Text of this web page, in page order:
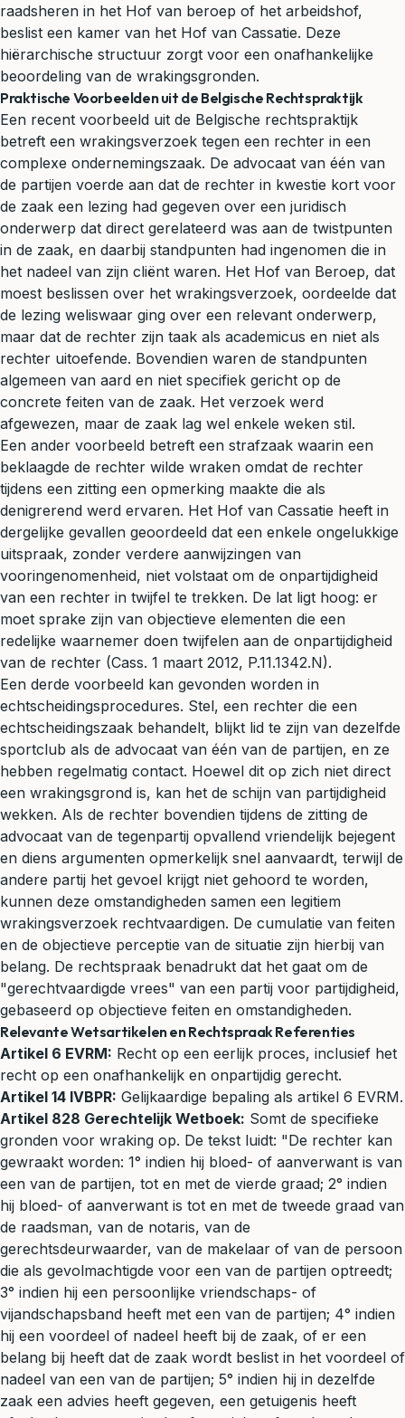
raadsheren in het Hof van beroep of het arbeidshof,
beslist een kamer van het Hof van Cassatie. Deze
hiërarchische structuur zorgt voor een onafhankelijke
beoordeling van de wrakingsgronden.
Praktische Voorbeelden uit de Belgische Rechtspraktijk
Een recent voorbeeld uit de Belgische rechtspraktijk
betreft een wrakingsverzoek tegen een rechter in een
complexe ondernemingszaak. De advocaat van één van
de partijen voerde aan dat de rechter in kwestie kort voor
de zaak een lezing had gegeven over een juridisch
onderwerp dat direct gerelateerd was aan de twistpunten
in de zaak, en daarbij standpunten had ingenomen die in
het nadeel van zijn cliënt waren. Het Hof van Beroep, dat
moest beslissen over het wrakingsverzoek, oordeelde dat
de lezing weliswaar ging over een relevant onderwerp,
maar dat de rechter zijn taak als academicus en niet als
rechter uitoefende. Bovendien waren de standpunten
algemeen van aard en niet specifiek gericht op de
concrete feiten van de zaak. Het verzoek werd
afgewezen, maar de zaak lag wel enkele weken stil.
Een ander voorbeeld betreft een strafzaak waarin een
beklaagde de rechter wilde wraken omdat de rechter
tijdens een zitting een opmerking maakte die als
denigrerend werd ervaren. Het Hof van Cassatie heeft in
dergelijke gevallen geoordeeld dat een enkele ongelukkige
uitspraak, zonder verdere aanwijzingen van
vooringenomenheid, niet volstaat om de onpartijdigheid
van een rechter in twijfel te trekken. De lat ligt hoog: er
moet sprake zijn van objectieve elementen die een
redelijke waarnemer doen twijfelen aan de onpartijdigheid
van de rechter (Cass. 1 maart 2012, P.11.1342.N).
Een derde voorbeeld kan gevonden worden in
echtscheidingsprocedures. Stel, een rechter die een
echtscheidingszaak behandelt, blijkt lid te zijn van dezelfde
sportclub als de advocaat van één van de partijen, en ze
hebben regelmatig contact. Hoewel dit op zich niet direct
een wrakingsgrond is, kan het de schijn van partijdigheid
wekken. Als de rechter bovendien tijdens de zitting de
advocaat van de tegenpartij opvallend vriendelijk bejegent
en diens argumenten opmerkelijk snel aanvaardt, terwijl de
andere partij het gevoel krijgt niet gehoord te worden,
kunnen deze omstandigheden samen een legitiem
wrakingsverzoek rechtvaardigen. De cumulatie van feiten
en de objectieve perceptie van de situatie zijn hierbij van
belang. De rechtspraak benadrukt dat het gaat om de
"gerechtvaardigde vrees" van een partij voor partijdigheid,
gebaseerd op objectieve feiten en omstandigheden.
Relevante Wetsartikelen en Rechtspraak Referenties
Artikel 6 EVRM: Recht op een eerlijk proces, inclusief het
recht op een onafhankelijk en onpartijdig gerecht.
Artikel 14 IVBPR: Gelijkaardige bepaling als artikel 6 EVRM.
Artikel 828 Gerechtelijk Wetboek: Somt de specifieke
gronden voor wraking op. De tekst luidt: "De rechter kan
gewraakt worden: 1° indien hij bloed- of aanverwant is van
een van de partijen, tot en met de vierde graad; 2° indien
hij bloed- of aanverwant is tot en met de tweede graad van
de raadsman, van de notaris, van de
gerechtsdeurwaarder, van de makelaar of van de persoon
die als gevolmachtigde voor een van de partijen optreedt;
3° indien hij een persoonlijke vriendschaps- of
vijandschapsband heeft met een van de partijen; 4° indien
hij een voordeel of nadeel heeft bij de zaak, of er een
belang bij heeft dat de zaak wordt beslist in het voordeel of
nadeel van een van de partijen; 5° indien hij in dezelfde
zaak een advies heeft gegeven, een getuigenis heeft